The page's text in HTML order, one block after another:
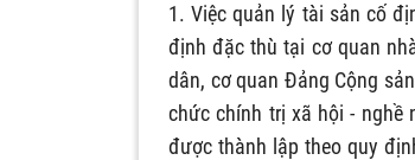
1. Việc quản lý tài sản cố
định đặc thù tại cơ quan
dân, cơ quan Đảng Cộng
chức chính trị xã hội - nghề
được thành lập theo quy